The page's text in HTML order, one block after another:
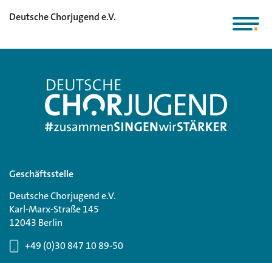
Deutsche Chorjugend e.V.
Geschäftsstelle
Deutsche Chorjugend e.V.
Karl-Marx-Straße 145
12043 Berlin
+49 (0)30 847 10 89-50